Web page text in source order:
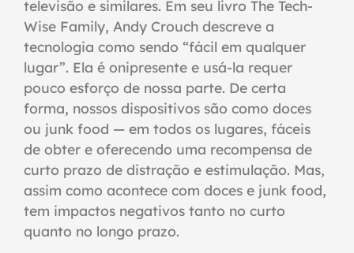
televisão e similares. Em seu livro The Tech-
Wise Family, Andy Crouch descreve a
tecnologia como sendo “fácil em qualquer
lugar”. Ela é onipresente e usá-la requer
pouco esforço de nossa parte. De certa
forma, nossos dispositivos são como doces
ou junk food — em todos os lugares, fáceis
de obter e oferecendo uma recompensa de
curto prazo de distração e estimulação. Mas,
assim como acontece com doces e junk food,
tem impactos negativos tanto no curto
quanto no longo prazo.